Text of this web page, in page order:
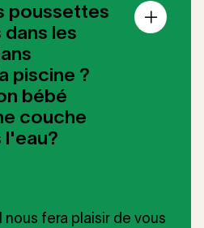
fera plaisir de vous
poussettes
les
piscine ?
bébé
couche
l'eau?